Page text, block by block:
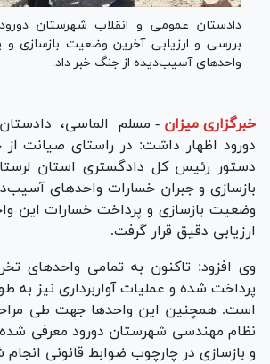
دادستان عمومی و انقلاب شهرستان
بررسی و ارزیابی آخرین وضعیت بازسازی و
واحد‌های آسیب‌دیده از جنگ خبر داد.
خبرگزاری میزان - مسلم الماسی،
دورود اظهار داشت: در راستای صیانت از
دستور رئیس کل دادگستری استان
بازسازی و جبران خسارات واحد‌های
وضعیت بازسازی و پرداخت خسارات این
ارزیابی دقیق قرار گرفت.
وی افزود: تاکنون به تمامی واحد‌های
پرداخت شده و عملیات آواربرداری نیز به
است. همچنین این واحد‌ها جهت طی
نظام مهندسی شهرستان دورود معرفی
و بازسازی در چارچوب ضوابط قانونی انجام